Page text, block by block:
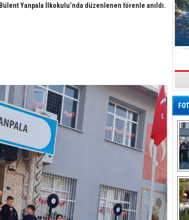
Bülent Yanpala İlkokulu’nda düzenlenen törenle anıldı.